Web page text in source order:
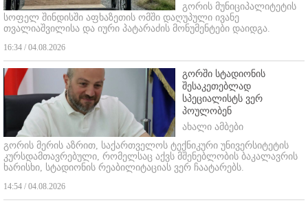
გორის მუნიციპალიტეტის
სოფელ შინდისში აფხაზეთის ომში დაღუპული ივანე
თვალიაშვილისა და იური პატარაძის მონუმენტები დაიდგა.
16:34 / 04.08.2026
გორში სტადიონის
შესაკეთებლად
სპეციალისტს ვერ
პოულობენ
ახალი ამბები
გორის მერის აზრით, საქართველოს ტექნიკური უნივერსიტეტის
კურსდამთავრებული, რომელსაც აქვს მშენებლობის ბაკალავრის
ხარისხი, სტადიონის რეაბილიტაციას ვერ ჩაატარებს.
14:54 / 04.08.2026